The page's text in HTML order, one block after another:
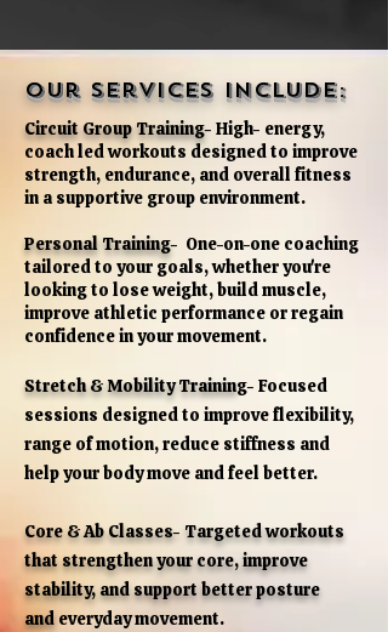
Our Services include:
Circuit Group Training- High- energy,
coach led workouts designed to improve
strength, endurance, and overall fitness
in a supportive group environment.
​Personal Training- One-on-one coaching
tailored to your goals, whether you're
looking to lose weight, build muscle,
improve athletic performance or regain
confidence in your movement.
Stretch & Mobility Training- Focused
sessions designed to improve flexibility,
range of motion, reduce stiffness and
help your body move and feel better.
Core & Ab Classes- Targeted workouts
that strengthen your core, improve
stability, and support better posture
and everyday movement.